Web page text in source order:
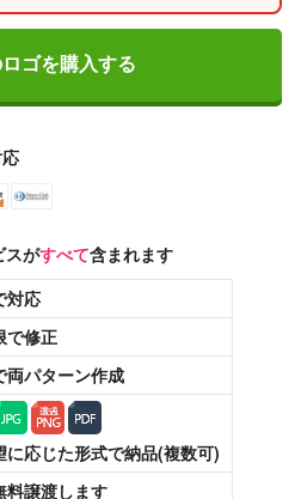
ロゴを購入する
スがすべて含まれます
対応
で修正
両パターン作成
に応じた形式で納品(複数可)
料譲渡します